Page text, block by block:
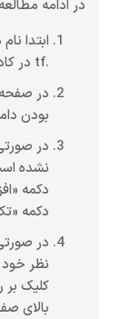
در ادامه
ابتدا
.tf در کادر بالای همین صفحه جستجو کنید.
در صفحه
بودن
در
نشده
دکمه
دکمه
در
نظر خود
کلیک